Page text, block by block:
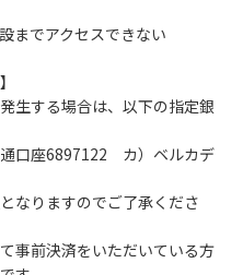
しては鎮火を確認した上で
関係者ならびに公共の秩
る場合には、ご利用をお断
造物、家具、備品、その他
場合には、相当額を弁償し
む）での事故や盗難などに
かねます。
までアクセスできない
生する場合は、以下の指定銀
口座6897122 カ）ベルカデ
なりますのでご了承くださ
事前決済をいただいている方